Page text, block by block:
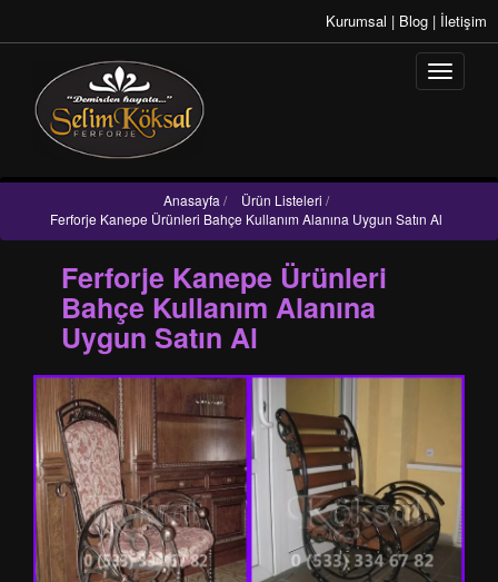
Kurumsal | Blog | İletişim
Anasayfa / Ürün Listeleri /
Ferforje Kanepe Ürünleri Bahçe Kullanım Alanına Uygun Satın Al
Ferforje Kanepe Ürünleri
Bahçe Kullanım Alanına
Uygun Satın Al